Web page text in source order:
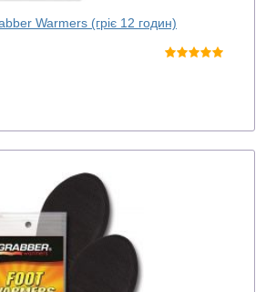
Warmers (гріє 12 годин)